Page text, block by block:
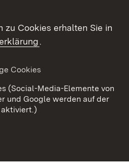
Benutzungshinweise
Cookies
zu Cookies erhalten Sie in
.
Cookies
(Social-Media-Elemente von
und Google werden auf der